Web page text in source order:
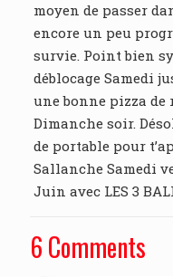
moyen de passer
encore un peu
survie. Point bien
déblocage Samedi
une bonne pizza
Dimanche soir.
de portable pour
Sallanche Samedi
Juin avec LES 3
6 Comments